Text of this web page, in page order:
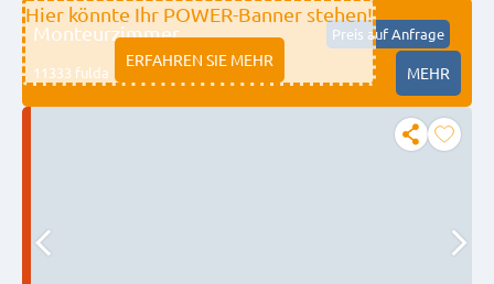
Hier könnte Ihr POWER-Banner stehen!
ERFAHREN SIE MEHR
Monteurzimmer Preis auf Anfrage
11333 fulda MEHR